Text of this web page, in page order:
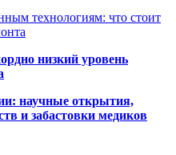
технологиям: что стоит
низкий уровень
научные открытия,
и забастовки медиков